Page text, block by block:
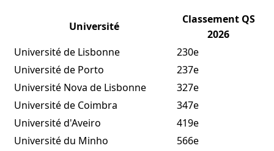
Université
Classement QS
2026
Université de Lisbonne
230e
Université de Porto
237e
Université Nova de Lisbonne
327e
Université de Coimbra
347e
Université d'Aveiro
419e
Université du Minho
566e